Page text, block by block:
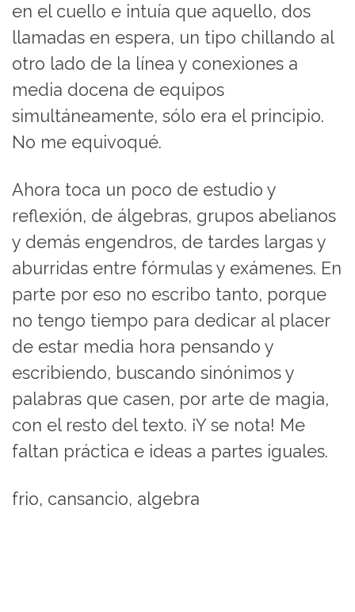
en el cuello e intuía que aquello, dos
llamadas en espera, un tipo chillando al
otro lado de la línea y conexiones a
media docena de equipos
simultáneamente, sólo era el principio.
No me equivoqué.
Ahora toca un poco de estudio y
reflexión, de álgebras, grupos abelianos
y demás engendros, de tardes largas y
aburridas entre fórmulas y exámenes. En
parte por eso no escribo tanto, porque
no tengo tiempo para dedicar al placer
de estar media hora pensando y
escribiendo, buscando sinónimos y
palabras que casen, por arte de magia,
con el resto del texto. ¡Y se nota! Me
faltan práctica e ideas a partes iguales.
frio, cansancio, algebra